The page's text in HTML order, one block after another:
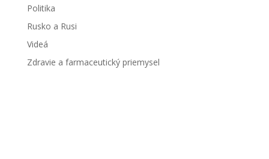
Politika
Rusko a Rusi
Videá
Zdravie a farmaceutický priemysel